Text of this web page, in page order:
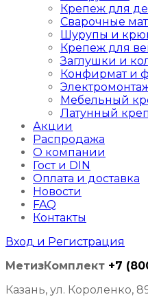
Крепеж для
Сварочные
Шурупы и
Крепеж для
Заглушки и
Конфирмат и
Мебельный
Латунный
Акции
Распродажа
О компании
Гост и DIN
Оплата и доставка
Новости
FAQ
Контакты
Вход и Регистрация
МетизКомплект +7
Казань, ул. Короленко,